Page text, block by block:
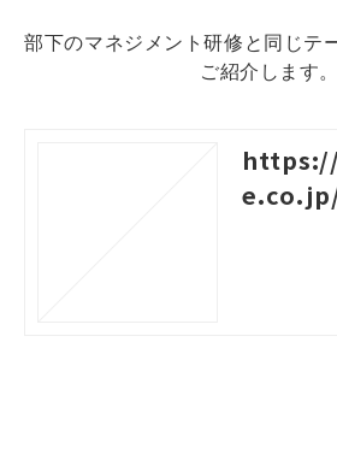
部下のマネジメント研修と同じテ
ご紹介します。